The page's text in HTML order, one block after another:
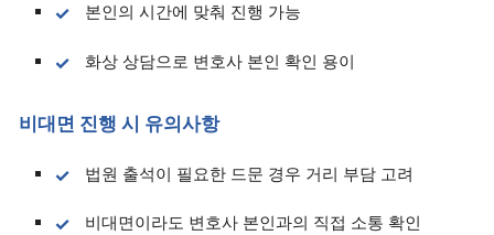
본인의 시간에 맞춰 진행 가능
화상 상담으로 변호사 본인 확인 용이
비대면 진행 시 유의사항
법원 출석이 필요한 드문 경우 거리 부담 고려
비대면이라도 변호사 본인과의 직접 소통 확인